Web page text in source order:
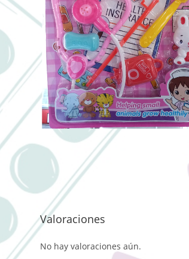
Valoraciones
No hay valoraciones aún.